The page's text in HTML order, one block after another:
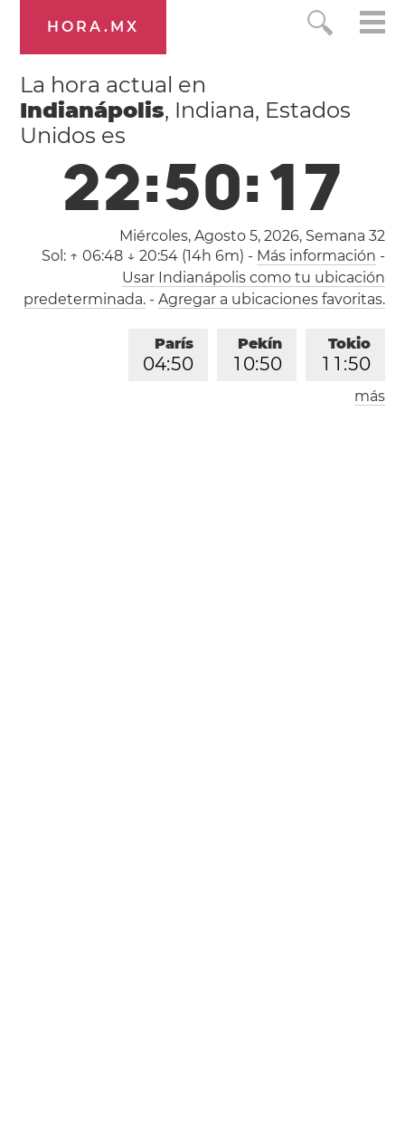
HORA.MX
La hora actual en
Indianápolis, Indiana, Estados
Unidos es
22:50:18
Miércoles, Agosto 5, 2026, Semana 32
Sol: ↑ 06:48 ↓ 20:54 (14h 6m) - Más información -
Usar Indianápolis como tu ubicación
predeterminada.- Agregar a ubicaciones favoritas.
Tokio
1 1 :50
Pekín
1 0:50
París
04:50
Londres
más